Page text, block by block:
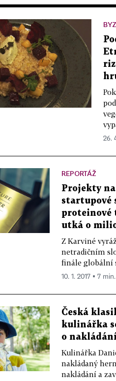
26.
REPORTÁŽ
Projekty
startupové
proteinové
utká o
Z Karviné
netradičním
finále globální
10. 1. 2017 ▪ 7
Česká
kulinářka
o nakládání
Kulinářka
nakládaný
nakládání a